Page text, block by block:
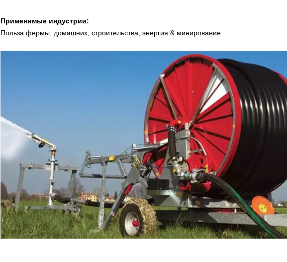
Применимые индустрии:
Польза фермы, домашних, строительства, энергия & минирование